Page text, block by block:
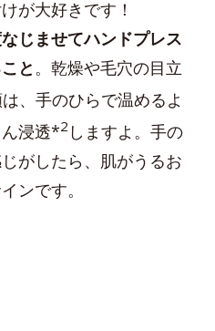
が大好きです！
じませてハンドプレス
と 。乾燥や毛穴の目立
、手のひらで温めるよ
浸透*2 しますよ。手の
がしたら、肌がうるお
ンです。